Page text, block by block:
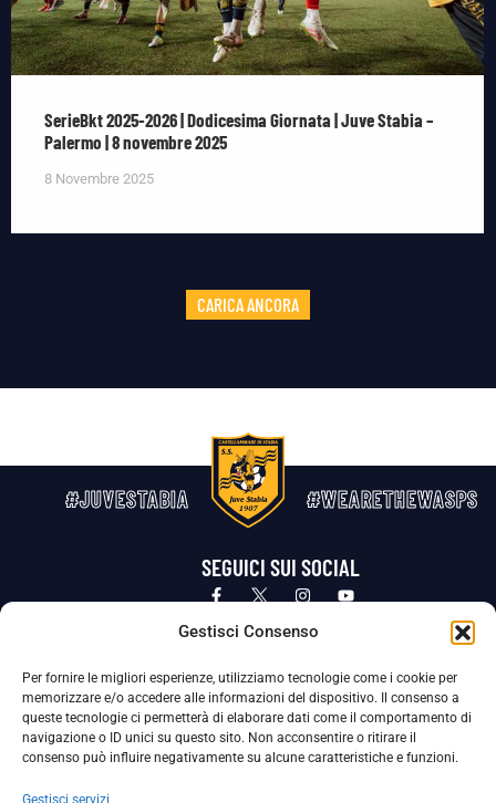
Gestisci Consenso
Per fornire le migliori esperienze, utilizziamo tecnologie come i cookie per
memorizzare e/o accedere alle informazioni del dispositivo. Il consenso a
queste tecnologie ci permetterà di elaborare dati come il comportamento di
navigazione o ID unici su questo sito. Non acconsentire o ritirare il
consenso può influire negativamente su alcune caratteristiche e funzioni.
Gestisci servizi
SerieBkt 2025-2026 | Dodicesima Giornata | Juve Stabia –
Palermo | 8 novembre 2025
8 Novembre 2025
CARICA ANCORA
#JUVESTABIA #WEARETHEWASPS
SEGUICI SUI SOCIAL
Privacy Policy Cookie Policy
La Società ha nominato il Responsabile della Protezione dei Dati Personali (DPO), figura specializzata che vigila sulle modalità
adottate dalla nostra Società per tutelare i Suoi dati personali.
Per contattare il DPO può scrivere a